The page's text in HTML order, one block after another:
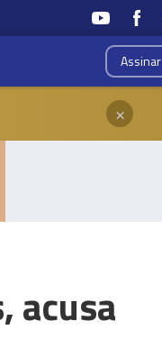
Assinar
×
acusa